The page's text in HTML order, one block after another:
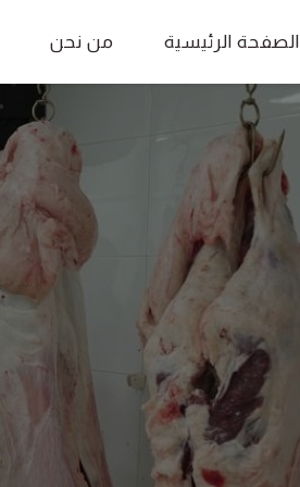
الصفحة الرئيسية من نحن